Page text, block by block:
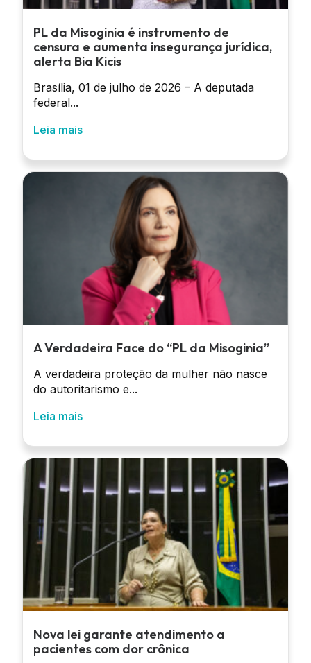
PL da Misoginia é instrumento de
censura e aumenta insegurança jurídica,
alerta Bia Kicis
Brasília, 01 de julho de 2026 – A deputada
federal...
Leia mais
A Verdadeira Face do “PL da Misoginia”
A verdadeira proteção da mulher não nasce
do autoritarismo e...
Leia mais
Nova lei garante atendimento a
pacientes com dor crônica